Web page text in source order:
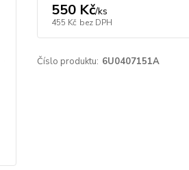
550 Kč/ks
455 Kč bez DPH
Číslo produktu: 6U0407151A